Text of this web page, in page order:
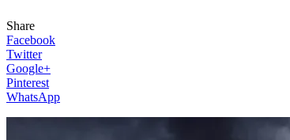
Share
Facebook
Twitter
Google+
Pinterest
WhatsApp